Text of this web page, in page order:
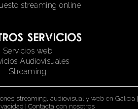
streaming online
servicios
Servicios web
Audiovisuales
Streaming
streaming, audiovisual y web en Galicia |
| Contacta con nosotros